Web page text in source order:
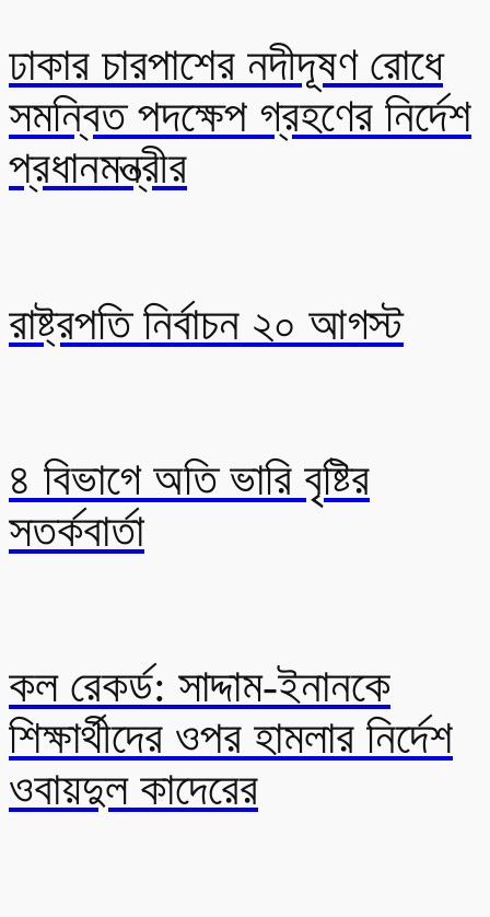
ঢাকার চারপাশের নদীদূষণ রোধে
সমন্বিত পদক্ষেপ গ্রহণের নির্দেশ
প্রধানমন্ত্রীর
রাষ্ট্রপতি নির্বাচন ২০ আগস্ট
৪ বিভাগে অতি ভারি বৃষ্টির
সতর্কবার্তা
কল রেকর্ড: সাদ্দাম-ইনানকে
শিক্ষার্থীদের ওপর হামলার নির্দেশ
ওবায়দুল কাদেরের